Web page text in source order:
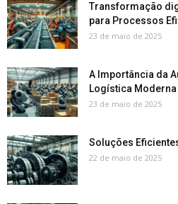
Transformação
para Processos
23 de maio de 2025
A Importância da
Logística Moderna
23 de maio de 2025
Soluções
22 de maio de 2025